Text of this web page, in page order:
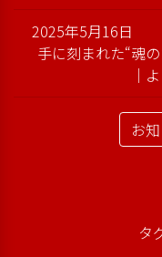
2025年5月16日
手に刻まれ
｜
お
タ